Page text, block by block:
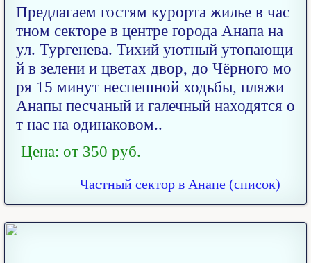
Предлагаем гостям курорта жилье в час
тном секторе в центре города Анапа на
ул. Тургенева. Тихий уютный утопающи
й в зелени и цветах двор, до Чёрного мо
ря 15 минут неспешной ходьбы, пляжи
Анапы песчаный и галечный находятся о
т нас на одинаковом..
Цена: от 350 руб.
Частный сектор в Анапе (список)